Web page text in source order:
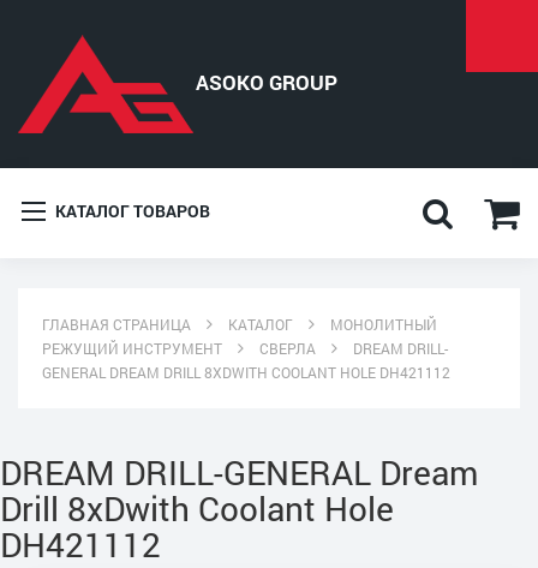
КАТАЛОГ ТОВАРОВ
ГЛАВНАЯ СТРАНИЦА КАТАЛОГ
МОНОЛИТНЫЙ
РЕЖУЩИЙ ИНСТРУМЕНТ
СВЕРЛА
DREAM DRILL-
GENERAL DREAM DRILL 8XDWITH COOLANT HOLE DH421112
DREAM DRILL-GENERAL Dream
Drill 8xDwith Coolant Hole
DH421112